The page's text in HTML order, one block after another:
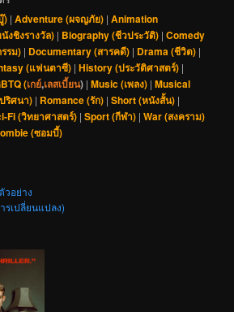
) |Adventure (ผจญภัย) |Animation
งชิงรางวัล) | Biography (ชีวประวัติ) |Comedy
รม) | Documentary (สารคดี) | Drama (ชีวิต) |
(แฟนตาซี) |History (ประวัติศาสตร์) |
(เกย์,เลสเบี้ยน) |Music (เพลง) |Musical
ริศนา) | Romance (รัก) |Short (หนังสั้น) |
Fi (วิทยาศาสตร์) |Sport (กีฬา) |War (สงคราม)
(ซอมบี้)
วอย่าง
รเปลี่ยนแปลง)